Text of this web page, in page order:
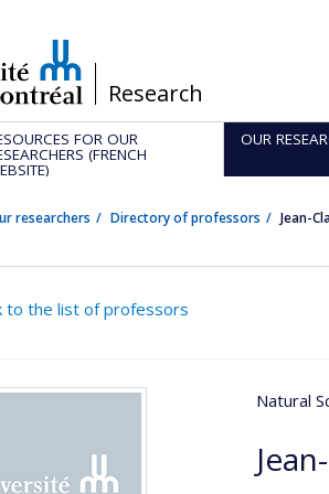
/Research
FOR OUR
(FRENCH
OUR
researchers Directory of professors Jean-
to the list of professors
Natural